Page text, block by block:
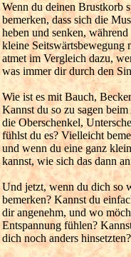
Wenn du deinen Brustkorb
bemerken, dass sich die
heben und senken,
kleine Seitswärtsbewegung
atmet im Vergleich dazu,
was immer dir durch den
Wie ist es mit Bauch,
Kannst du so zu sagen
die Oberschenkel,
fühlst du es? Vielleicht
und wenn du eine ganz
kannst, wie sich das dann
Und jetzt, wenn du dich so
bemerken? Kannst du
dir angenehm, und wo
Entspannung fühlen?
dich noch anders